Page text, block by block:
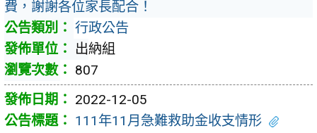
費，謝謝各位家長配合！
行政公告
出納組
807
2022-12-05
111年11月急難救助金收支情形